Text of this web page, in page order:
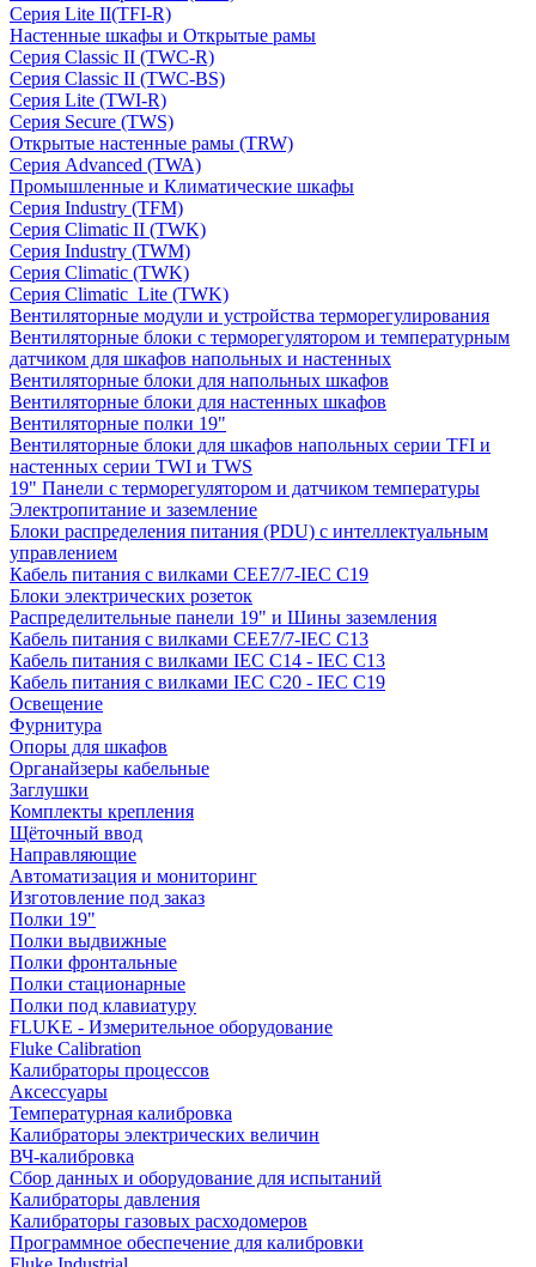
Серия Lite II(TFI-R)
Настенные шкафы и Открытые рамы
Серия Classic II (TWC-R)
Серия Classic II (TWC-BS)
Серия Lite (TWI-R)
Серия Secure (TWS)
Открытые настенные рамы (TRW)
Серия Advanced (TWA)
Промышленные и Климатические шкафы
Серия Industry (TFM)
Серия Climatic II (TWK)
Серия Industry (TWM)
Серия Climatic (TWK)
Серия Climatic_Lite (TWK)
Вентиляторные модули и устройства терморегулирования
Вентиляторные блоки с терморегулятором и температурным
датчиком для шкафов напольных и настенных
Вентиляторные блоки для напольных шкафов
Вентиляторные блоки для настенных шкафов
Вентиляторные полки 19"
Вентиляторные блоки для шкафов напольных серии TFI и
настенных серии TWI и TWS
19" Панели с терморегулятором и датчиком температуры
Электропитание и заземление
Блоки распределения питания (PDU) с интеллектуальным
управлением
Кабель питания с вилками CEE7/7-IEC C19
Блоки электрических розеток
Распределительные панели 19" и Шины заземления
Кабель питания с вилками CEE7/7-IEC C13
Кабель питания с вилками IEC C14 - IEC C13
Кабель питания с вилками IEC C20 - IEC C19
Освещение
Фурнитура
Опоры для шкафов
Органайзеры кабельные
Заглушки
Комплекты крепления
Щёточный ввод
Направляющие
Автоматизация и мониторинг
Изготовление под заказ
Полки 19"
Полки выдвижные
Полки фронтальные
Полки стационарные
Полки под клавиатуру
FLUKE - Измерительное оборудование
Fluke Calibration
Калибраторы процессов
Аксессуары
Температурная калибровка
Калибраторы электрических величин
ВЧ-калибровка
Сбор данных и оборудование для испытаний
Калибраторы давления
Калибраторы газовых расходомеров
Программное обеспечение для калибровки